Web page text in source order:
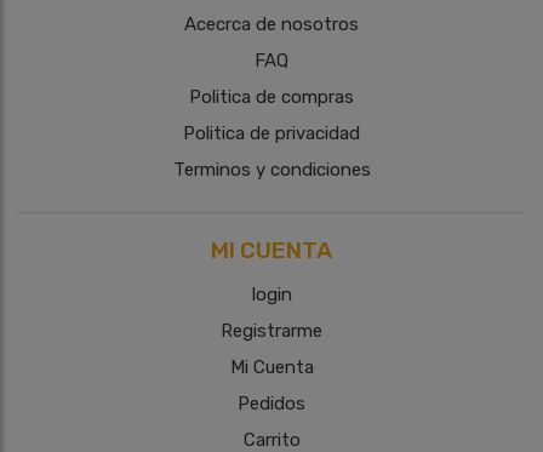
Acecrca de nosotros
FAQ
Politica de compras
Politica de privacidad
Terminos y condiciones
MI CUENTA
login
Registrarme
Mi Cuenta
Pedidos
Carrito